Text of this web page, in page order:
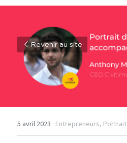
Revenir au site
5 avril 2023 · Entrepreneurs, Portrait